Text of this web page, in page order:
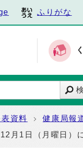
ふりがな
資料
健康局報
月1日（月曜日）